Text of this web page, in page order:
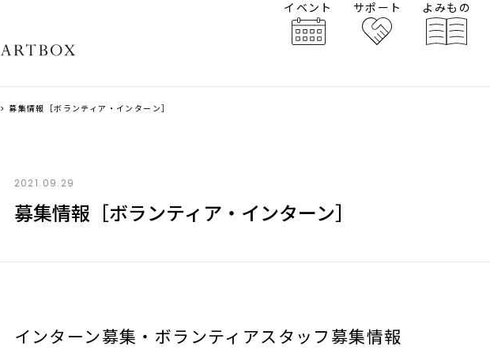
イベント サポート よみもの
> 募集情報［ボランティア・インターン］
2021.09.29
募集情報［ボランティア・インターン］
インターン募集・ボランティアスタッフ募集情報